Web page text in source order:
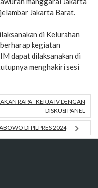
Jakarta Barat.
di Kelurahan
kegiatan
dapat dilaksanakan di
menghakiri sesi
RAPAT KERJA IV DENGAN
DISKUSI PANEL
DI PILPRES 2024